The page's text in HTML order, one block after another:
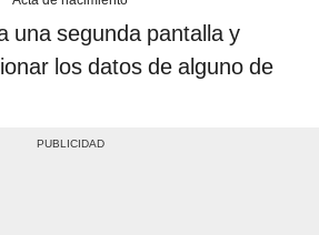
una segunda pantalla y
los datos de alguno de